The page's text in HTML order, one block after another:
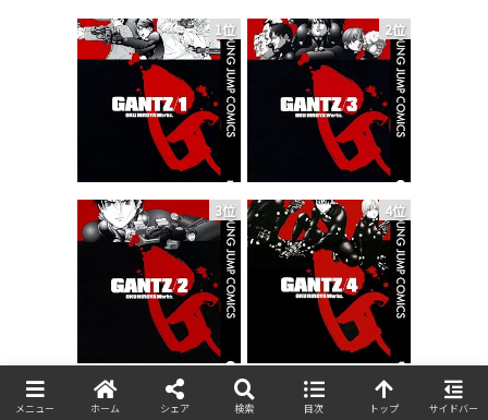
1位 2位
3位 4位
5位 6位
メニュー ホーム シェア 検索 目次 トップ サイドバー